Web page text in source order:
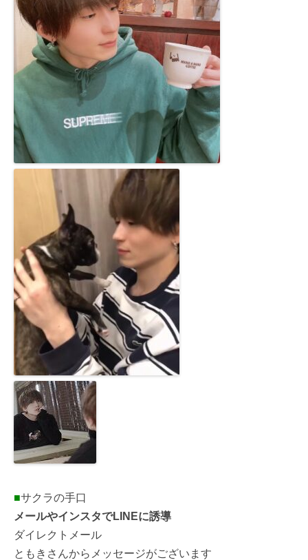
■サクラの手口
メールやインスタでLINEに誘導
ダイレクトメール
ともきさんからメッセージがございます